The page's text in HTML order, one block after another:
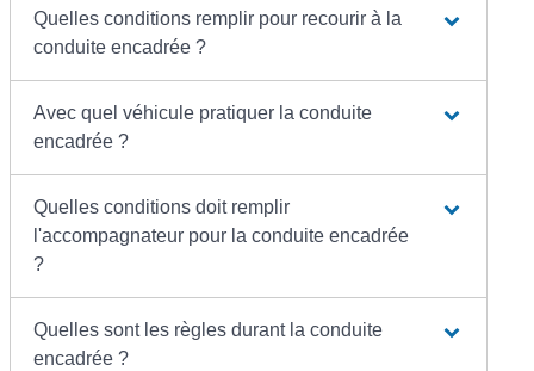
Quelles conditions remplir pour recourir à la
conduite encadrée ?
Avec quel véhicule pratiquer la conduite
encadrée ?
Quelles conditions doit remplir
l'accompagnateur pour la conduite encadrée
?
Quelles sont les règles durant la conduite
encadrée ?